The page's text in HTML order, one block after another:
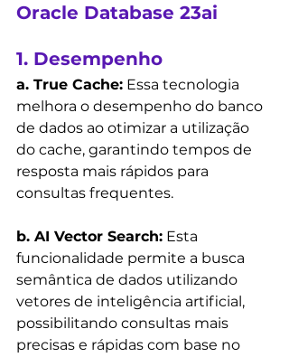
Oracle Database 23ai
1. Desempenho
a. True Cache: Essa tecnologia
melhora o desempenho do banco
de dados ao otimizar a utilização
do cache, garantindo tempos de
resposta mais rápidos para
consultas frequentes.
b. AI Vector Search: Esta
funcionalidade permite a busca
semântica de dados utilizando
vetores de inteligência artificial,
possibilitando consultas mais
precisas e rápidas com base no